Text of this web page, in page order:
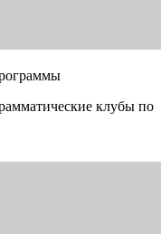
клубы по